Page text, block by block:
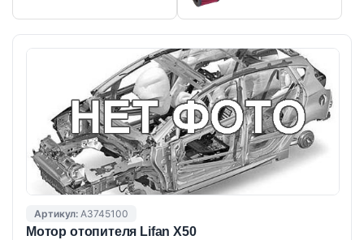
Артикул: A3745100
Мотор отопителя Lifan X50